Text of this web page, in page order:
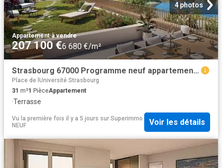
4 photos
Appartement·à vendre
207 100 €6 680 €/m²
Strasbourg 67000 Programme neuf appartement neuf à vendre t1 RT 2012
Place de lUniversité Strasbourg
31 m²1 PièceAppartement
·Terrasse
Vu la première fois il y a 5 jours sur Superimmo
NEUF
Voir les détails